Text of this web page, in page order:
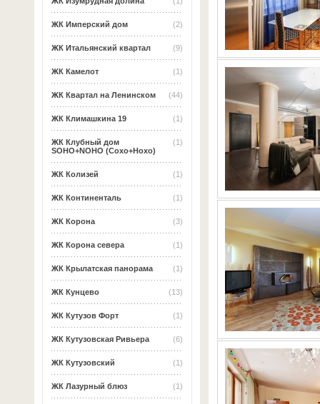
(2)
ЖК Имперский дом
(9)
ЖК Итальянский квартал
(1)
ЖК Камелот
(44)
ЖК Квартал на Ленинском
(1)
ЖК Климашкина 19
(1)
ЖК Клубный дом
SOHO+NOHO (Сохо+Нохо)
(1)
ЖК Колизей
(1)
ЖК Континенталь
(3)
ЖК Корона
(1)
ЖК Корона севера
(1)
ЖК Крылатская панорама
(13)
ЖК Кунцево
(1)
ЖК Кутузов Форт
(6)
ЖК Кутузовская Ривьера
(1)
ЖК Кутузовский
(1)
ЖК Лазурный блюз